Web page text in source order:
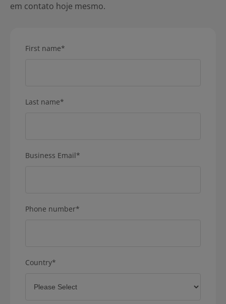
em contato hoje mesmo.
First name*
Last name*
Business Email*
Phone number*
Country*